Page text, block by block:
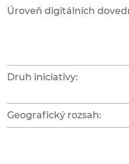
Úroveň digitálních
Druh iniciativy:
Geografický rozsah: